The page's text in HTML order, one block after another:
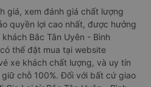
giá, xem đánh giá chất lượng
quyền lợi cao nhất, được hưởng
Bắc Tân Uyên - Bình
thể đặt mua tại website
xe khách chất lượng, và uy tín
chỗ 100%. Đối với bất cứ giao